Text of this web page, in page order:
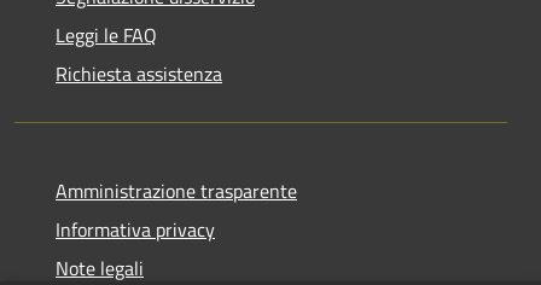
Leggi le FAQ
Richiesta assistenza
Amministrazione trasparente
Informativa privacy
Note legali